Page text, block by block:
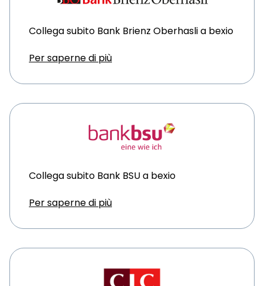
Collega subito Bank Brienz Oberhasli a bexio
Per saperne di più
Collega subito Bank BSU a bexio
Per saperne di più